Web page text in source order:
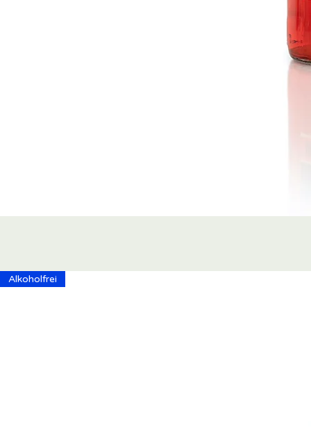
Alkoholfrei